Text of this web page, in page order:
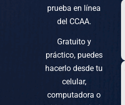
prueba en línea
del CCAA.
Gratuito y
práctico, puedes
hacerlo desde tu
celular,
computadora o